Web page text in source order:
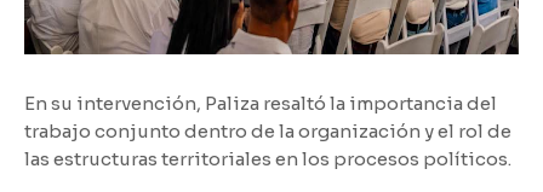
En su intervención, Paliza resaltó la importancia del
trabajo conjunto dentro de la organización y el rol de
las estructuras territoriales en los procesos políticos.